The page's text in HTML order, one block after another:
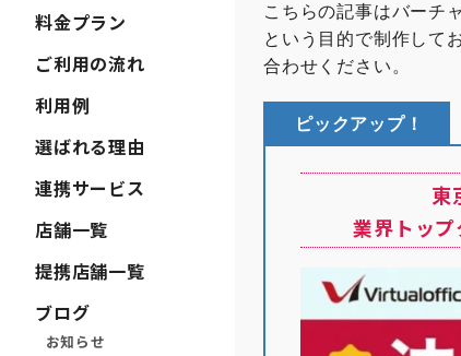
料金プラン
ご利用の流れ
利用例
選ばれる理由
連携サービス
店舗一覧
提携店舗一覧
ブログ
お知らせ
こちらの記事はバーチ
という目的で制作して
合わせください。
ピックアップ！
東
業界トッ